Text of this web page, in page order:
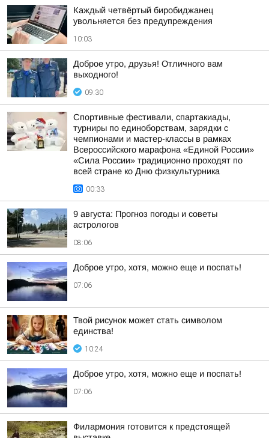
Каждый четвёртый биробиджанец
увольняется без предупреждения
10:03
Доброе утро, друзья! Отличного вам
выходного!
09:30
Спортивные фестивали, спартакиады,
турниры по единоборствам, зарядки с
чемпионами и мастер-классы в рамках
Всероссийского марафона «Единой России»
«Сила России» традиционно проходят по
всей стране ко Дню физкультурника
00:33
9 августа: Прогноз погоды и советы
астрологов
08:06
Доброе утро, хотя, можно еще и поспать!
07:06
Твой рисунок может стать символом
единства!
10:24
Доброе утро, хотя, можно еще и поспать!
07:06
Филармония готовится к предстоящей